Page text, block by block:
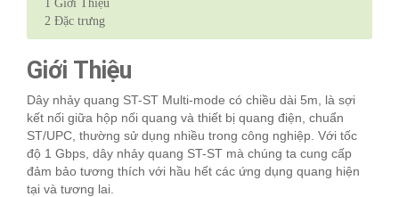
1 Giới Thiệu
2 Đặc trưng
Giới Thiệu
Dây nhảy quang ST-ST Multi-mode có chiều dài 5m, là sợi
kết nối giữa hộp nối quang và thiết bị quang điện, chuẩn
ST/UPC, thường sử dụng nhiều trong công nghiệp. Với tốc
độ 1 Gbps, dây nhảy quang ST-ST mà chúng ta cung cấp
đảm bảo tương thích với hầu hết các ứng dụng quang hiện
tại và tương lai.